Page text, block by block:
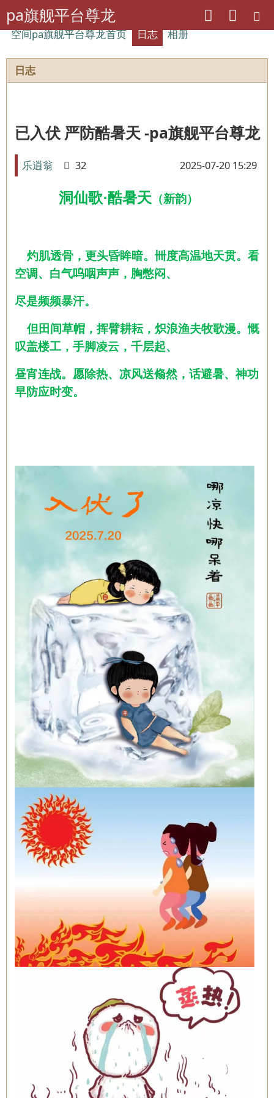
pa旗舰平台尊龙
空间pa旗舰平台尊龙首页 日志 相册
日志
已入伏 严防酷暑天 -pa旗舰平台尊龙
乐逍翁 32 2025-07-20 15:29
洞仙歌·酷暑天 （新韵）
灼肌透骨，更头昏眸暗。卌度高温地天贯。看
空调、白气呜咽声声，胸憋闷、
尽是频频暴汗。
但田间草帽，挥臂耕耘，炽浪渔夫牧歌漫。慨
叹盖楼工，手脚凌云，千层起、
昼宵连战。愿除热、凉风送翛然，话避暑、神功
早防应时变。